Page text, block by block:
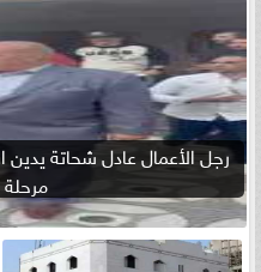
رجل الأعمال عادل شحاتة يدين